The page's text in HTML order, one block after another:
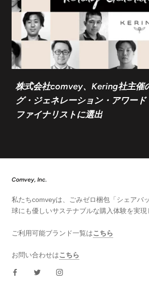
株式会社comvey、Kering社主催
グ・ジェネレーション・アワード
ファイナリストに選出
Comvey, Inc.
私たちcomveyは、ごみゼロ梱包「シェアバ
球にも優しいサステナブルな購入体験を実現
ご利用可能ブランド一覧はこちら
お問い合わせはこちら